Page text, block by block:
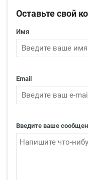
Оставьте свой
Имя
Email
Введите ваше